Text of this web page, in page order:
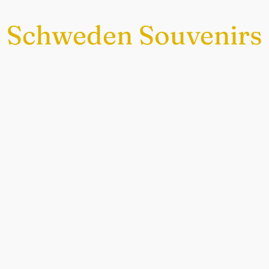
Schweden Souvenirs